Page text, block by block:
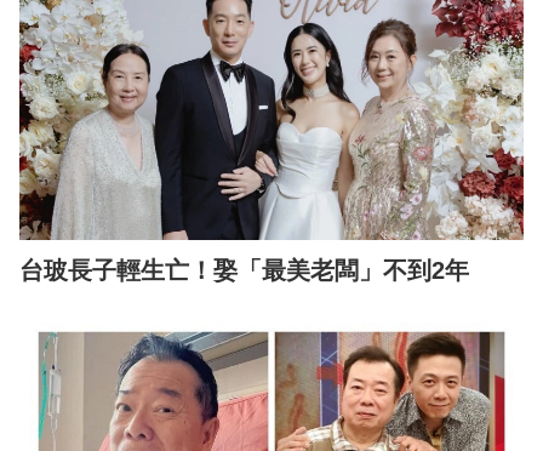
台玻長子輕生亡！娶「最美老闆」不到2年